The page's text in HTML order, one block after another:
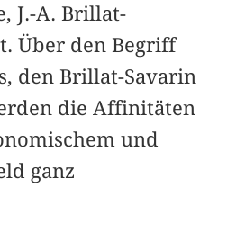
J.-A. Brillat-
Über den Begriff
den Brillat-Savarin
die Affinitäten
und
ganz